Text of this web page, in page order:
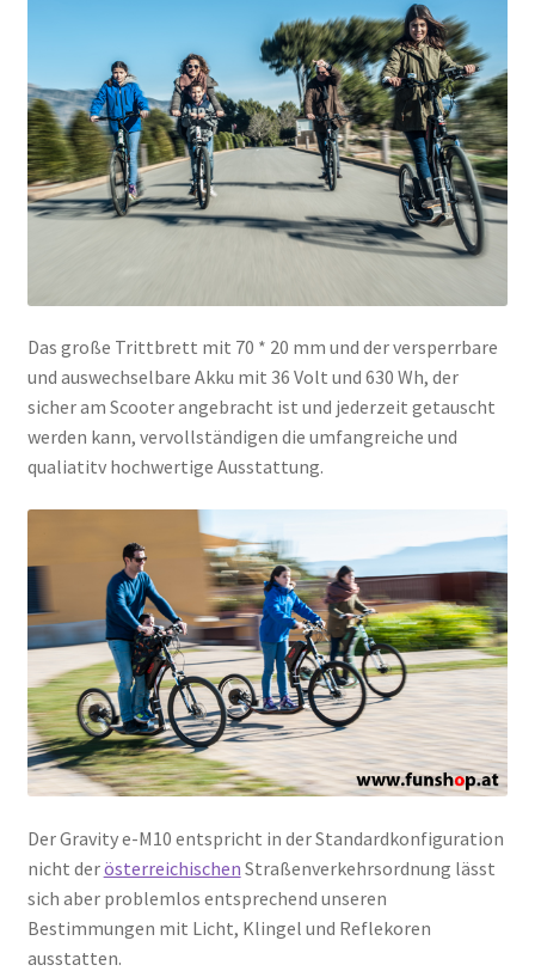
Das große Trittbrett mit 70 * 20 mm und der versperrbare
und auswechselbare Akku mit 36 Volt und 630 Wh, der
sicher am Scooter angebracht ist und jederzeit getauscht
werden kann, vervollständigen die umfangreiche und
qualiatitv hochwertige Ausstattung.
Der Gravity e-M10 entspricht in der Standardkonfiguration
nicht derösterreichischen Straßenverkehrsordnung lässt
sich aber problemlos entsprechend unseren
Bestimmungen mit Licht, Klingel und Reflekoren
ausstatten.